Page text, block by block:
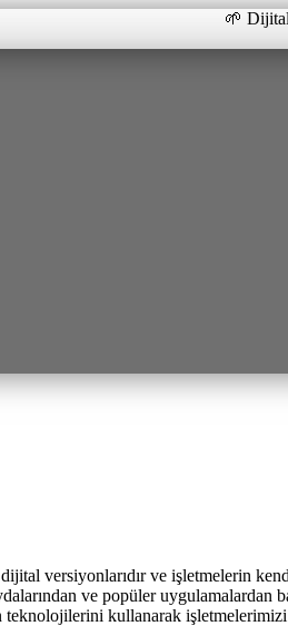
🌱
versiyonlarıdır ve işletmelerin
ve popüler uygulamalardan
kullanarak işletmelerimizi